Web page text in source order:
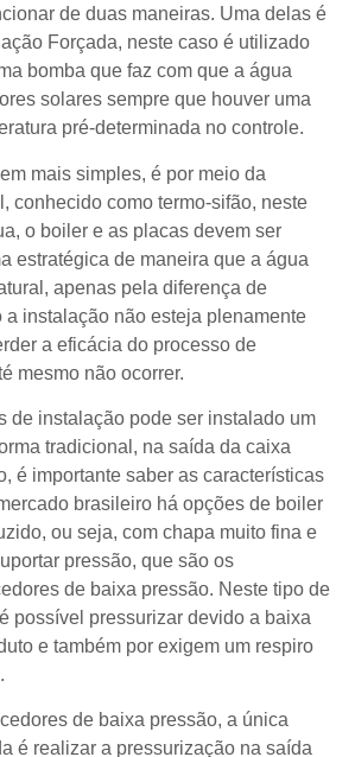
de duas maneiras. Uma delas é
Forçada, neste caso é utilizado
bomba que faz com que a água
solares sempre que houver uma
pré-determinada no controle.
mais simples, é por meio da
conhecido como termo-sifão, neste
o boiler e as placas devem ser
estratégica de maneira que a água
apenas pela diferença de
a instalação não esteja plenamente
a eficácia do processo de
mesmo não ocorrer.
de instalação pode ser instalado um
tradicional, na saída da caixa
é importante saber as características
brasileiro há opções de boiler
ou seja, com chapa muito fina e
pressão, que são os
de baixa pressão. Neste tipo de
possível pressurizar devido a baixa
e também por exigem um respiro
de baixa pressão, a única
é realizar a pressurização na saída